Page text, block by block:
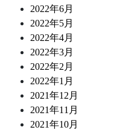
2022年6月
2022年5月
2022年4月
2022年3月
2022年2月
2022年1月
2021年12月
2021年11月
2021年10月